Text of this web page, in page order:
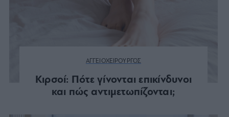
ΑΓΓΕΙΟΧΕΙΡΟΥΡΓΟΣ
Κιρσοί: Πότε γίνονται επικίνδυνοι
και πώς αντιμετωπίζονται;